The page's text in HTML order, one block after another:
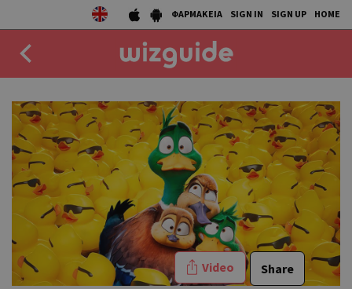
ΦΑΡΜΑΚΕΙΑ SIGN IN SIGN UP HOME
DRINK
50 BEST
AGENDA
COLLECTIONS
STORIES
Video Share